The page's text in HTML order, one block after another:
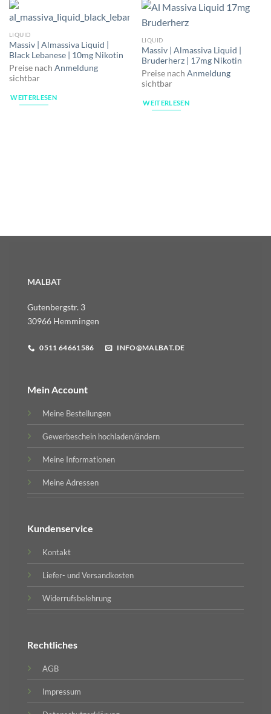
LIQUID
Massiv | Almassiva Liquid |
Black Lebanese | 10mg Nikotin
Preise nach Anmeldung
sichtbar
WEITERLESEN
LIQUID
Massiv | Almassiva Liquid |
Bruderherz | 17mg Nikotin
Preise nach Anmeldung
sichtbar
WEITERLESEN
MALBAT
Gutenbergstr. 3
30966 Hemmingen
0511 64661586 INFO@MALBAT.DE
Mein Account
Meine Bestellungen
Gewerbeschein hochladen/ändern
Meine Informationen
Meine Adressen
Kundenservice
Kontakt
Liefer- und Versandkosten
Widerrufsbelehrung
Rechtliches
AGB
Impressum